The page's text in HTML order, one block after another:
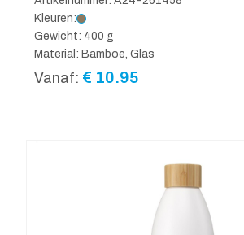
Kleuren:
Gewicht: 400 g
Material: Bamboe, Glas
Vanaf: € 10.95